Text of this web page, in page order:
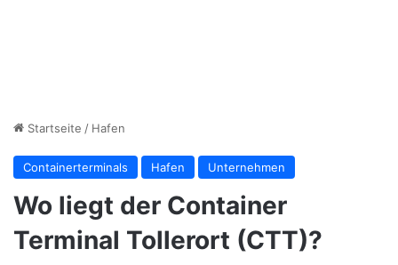
Startseite / Hafen
Containerterminals Hafen Unternehmen
Wo liegt der Container
Terminal Tollerort (CTT)?